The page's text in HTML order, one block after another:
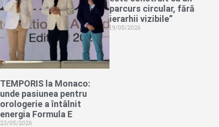
TEMPORIS la Monaco:
unde pasiunea pentru
orologerie a întâlnit
energia Formula E
23/05/2026
parcurs circular, fără
ierarhii vizibile”
19/05/2026